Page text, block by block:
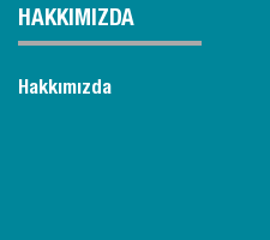
HAKKIMIZDA
Hakkımızda